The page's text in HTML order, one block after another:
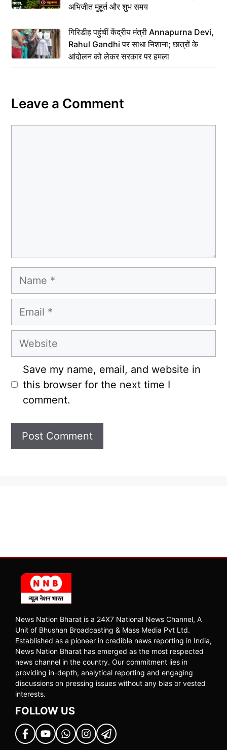
अभिजीत मुहूर्त और शुभ समय
गिरिडीह पहुंचीं केंद्रीय मंत्री Annapurna Devi,
Rahul Gandhi पर साधा निशाना; छात्रों के
आंदोलन को लेकर सरकार पर हमला
Leave a Comment
Name
Email
Website
Save my name, email, and website in
this browser for the next time I
comment.
News Nation Bharat is a 24X7 National News Channel, A
Unit of Bhushan Broadcasting & Mass Media Pvt Ltd.
Established as a pioneer in credible news reporting in India,
News Nation Bharat has emerged as the most respected
news channel in the country. Our commitment lies in
providing in-depth, analytical reporting and engaging
discussions on pressing issues without any bias or vested
interests.
FOLLOW US